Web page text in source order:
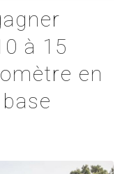
à 15
en